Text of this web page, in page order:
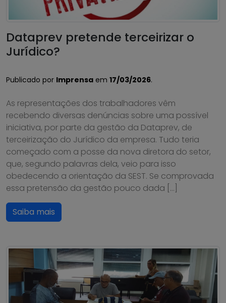
Dataprev pretende terceirizar o
Jurídico?
Publicado por Imprensa em 17/03/2026.
As representações dos trabalhadores vêm
recebendo diversas denúncias sobre uma possível
iniciativa, por parte da gestão da Dataprev, de
terceirização do Jurídico da empresa. Tudo teria
começado com a posse da nova diretora do setor,
que, segundo palavras dela, veio para isso
obedecendo a orientação da SEST. Se comprovada
essa pretensão da gestão pouco dada […]
Saiba mais